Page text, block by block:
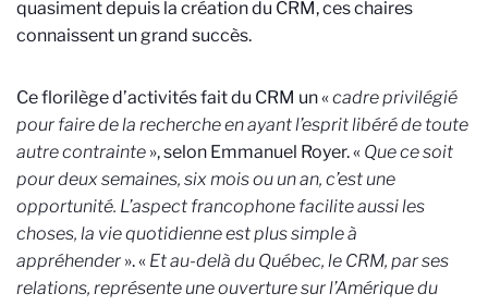
quasiment depuis la création du CRM, ces chaires
connaissent un grand succès.
Ce florilège d’activités fait du CRM un «cadre privilégié
pour faire de la recherche en ayant l’esprit libéré de toute
autre contrainte », selon Emmanuel Royer. « Que ce soit
pour deux semaines, six mois ou un an, c’est une
opportunité. L’aspect francophone facilite aussi les
choses, la vie quotidienne est plus simple à
appréhender ». « Et au-delà du Québec, le CRM, par ses
relations, représente une ouverture sur l’Amérique du